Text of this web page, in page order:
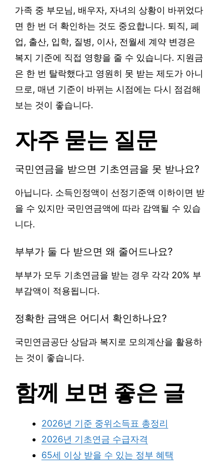
가족 중 부모님, 배우자, 자녀의 상황이 바뀌었다
면 한 번 더 확인하는 것도 중요합니다. 퇴직, 폐
업, 출산, 입학, 질병, 이사, 전월세 계약 변경은
복지 기준에 직접 영향을 줄 수 있습니다. 지원금
은 한 번 탈락했다고 영원히 못 받는 제도가 아니
므로, 매년 기준이 바뀌는 시점에는 다시 점검해
보는 것이 좋습니다.
자주 묻는 질문
국민연금을 받으면 기초연금을 못 받나요?
아닙니다. 소득인정액이 선정기준액 이하이면 받
을 수 있지만 국민연금액에 따라 감액될 수 있습
니다.
부부가 둘 다 받으면 왜 줄어드나요?
부부가 모두 기초연금을 받는 경우 각각 20% 부
부감액이 적용됩니다.
정확한 금액은 어디서 확인하나요?
국민연금공단 상담과 복지로 모의계산을 활용하
는 것이 좋습니다.
함께 보면 좋은 글
2026년 기준 중위소득표 총정리
2026년 기초연금 수급자격
65세 이상 받을 수 있는 정부 혜택